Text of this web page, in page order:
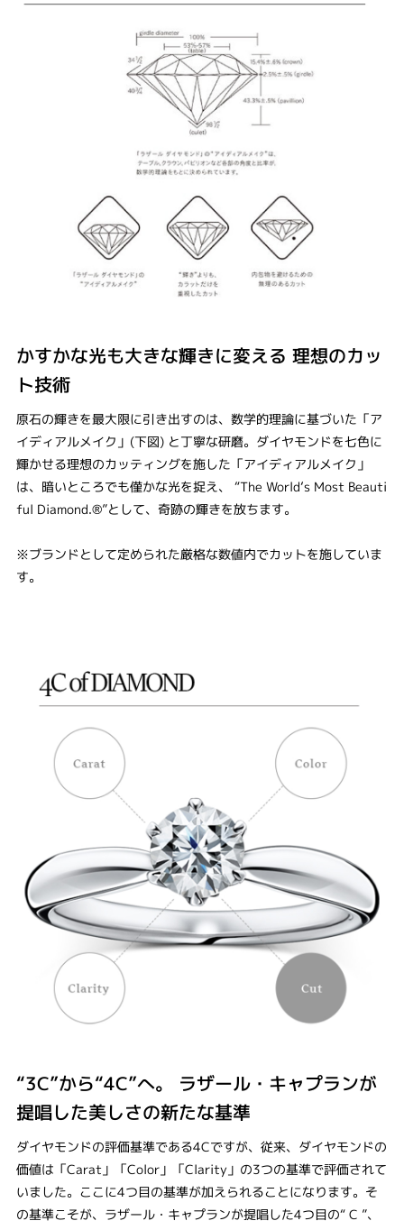
かすかな光も大きな輝きに変える 理想のカッ
ト技術
原石の輝きを最大限に引き出すのは、数学的理論に基づいた「ア
イディアルメイク」(下図) と丁寧な研磨。ダイヤモンドを七色に
輝かせる理想のカッティングを施した「アイディアルメイク」
は、暗いところでも僅かな光を捉え、 “The World‘s Most Beauti
ful Diamond.®”として、奇跡の輝きを放ちます。
※ブランドとして定められた厳格な数値内でカットを施していま
す。
“3C”から“4C”へ。 ラザール・キャプランが
提唱した美しさの新たな基準
ダイヤモンドの評価基準である4Cですが、従来、ダイヤモンドの
価値は「Carat」「Color」「Clarity」の3つの基準で評価されて
いました。ここに4つ目の基準が加えられることになります。そ
の基準こそが、ラザール・キャプランが提唱した4つ目の“ C ”、